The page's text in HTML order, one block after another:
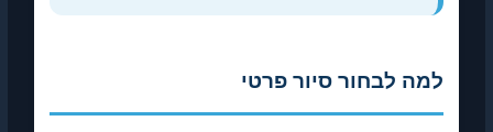
לבחור סיור פרטי